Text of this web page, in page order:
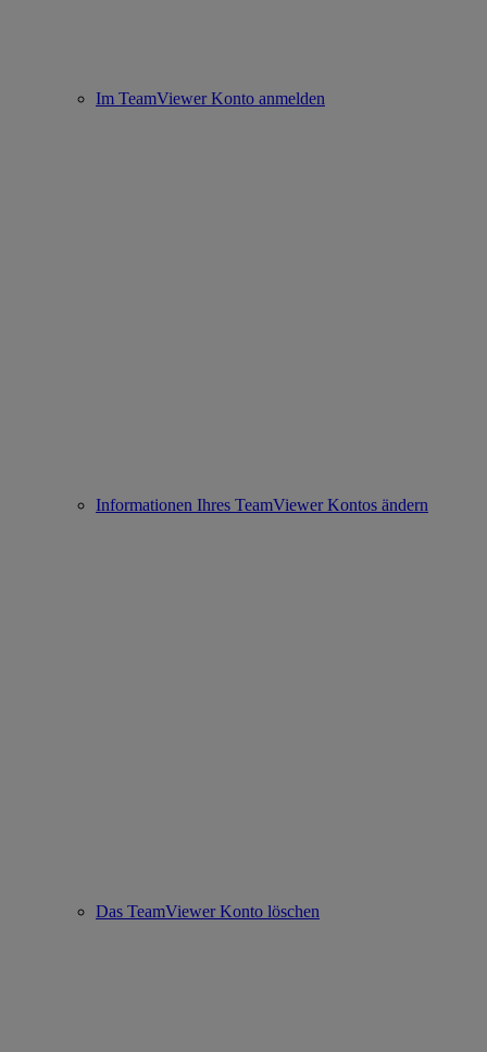
Im TeamViewer Konto anmelden
Informationen Ihres TeamViewer Kontos ändern
Das TeamViewer Konto löschen